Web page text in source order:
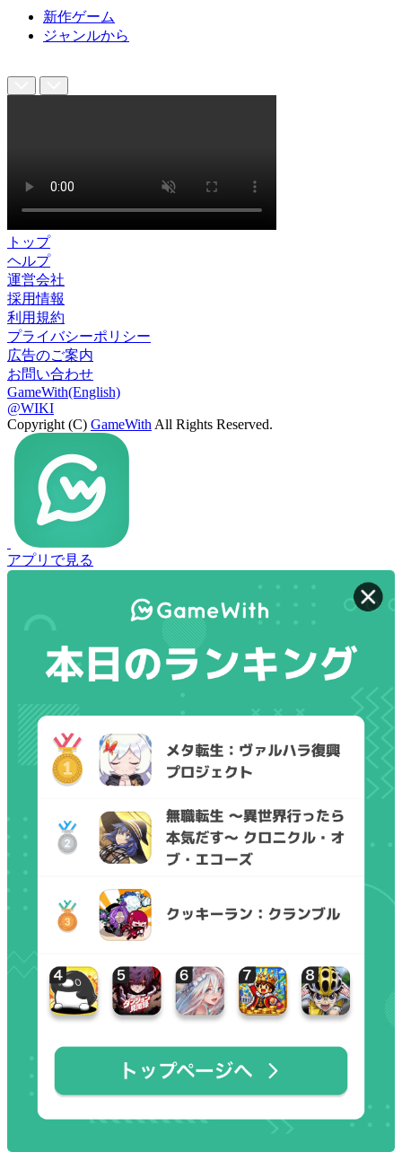
新作ゲーム
ジャンルから
トップ
ヘルプ
運営会社
採用情報
利用規約
プライバシーポリシー
広告のご案内
お問い合わせ
GameWith(English)
@WIKI
Copyright (C) GameWith All Rights Reserved.
アプリで見る